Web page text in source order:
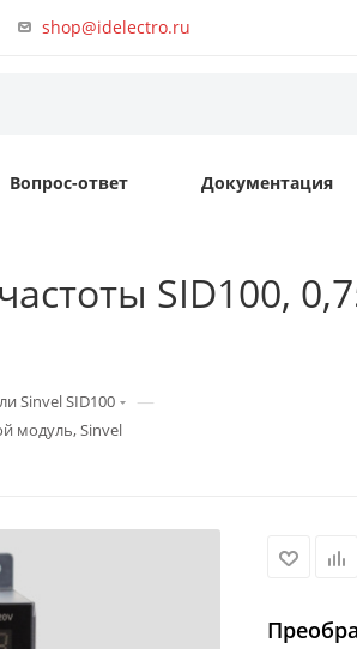
shop@idelectro.ru
Вопрос-ответ Документация
SID100,
Sinvel SID100 —
модуль, Sinvel